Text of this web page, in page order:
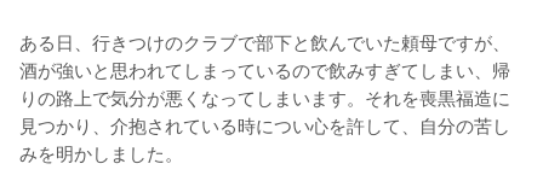
ある日、行きつけのクラブで部下と飲んでいた頼母ですが、
酒が強いと思われてしまっているので飲みすぎてしまい、帰
りの路上で気分が悪くなってしまいます。それを喪黒福造に
見つかり、介抱されている時につい心を許して、自分の苦し
みを明かしました。